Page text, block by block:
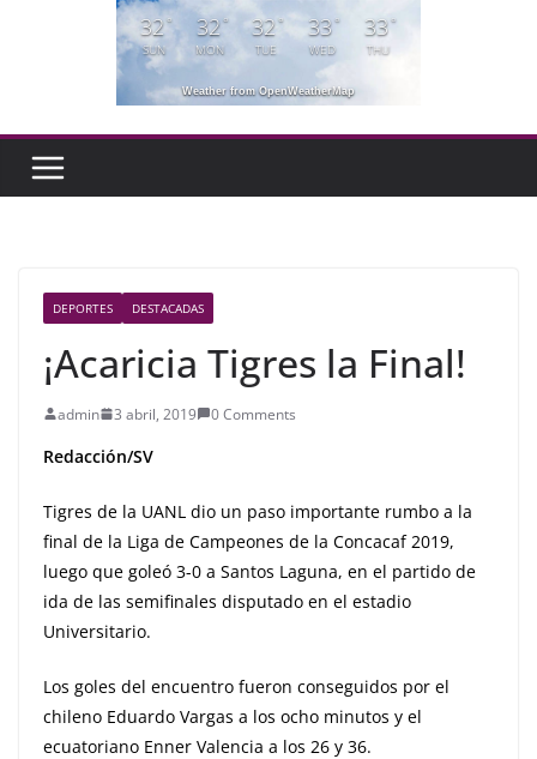
32 °
SUN
32°
MON
32 °
TUE
33°
WED
33°
THU
Weather from OpenWeatherMap
DEPORTES DESTACADAS
¡Acaricia Tigres la Final!
admin 3 abril, 2019 0 Comments
Redacción/SV
Tigres de la UANL dio un paso importante rumbo a la
final de la Liga de Campeones de la Concacaf 2019,
luego que goleó 3-0 a Santos Laguna, en el partido de
ida de las semifinales disputado en el estadio
Universitario.
Los goles del encuentro fueron conseguidos por el
chileno Eduardo Vargas a los ocho minutos y el
ecuatoriano Enner Valencia a los 26 y 36.